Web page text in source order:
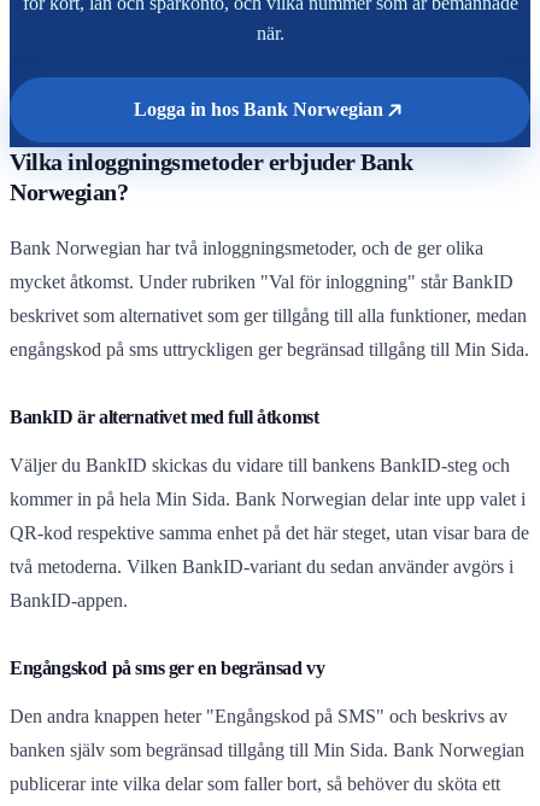
när.
Logga in hos Bank Norwegian
Vilka inloggningsmetoder erbjuder Bank
Norwegian?
Bank Norwegian har två inloggningsmetoder, och de ger olika
mycket åtkomst. Under rubriken "Val för inloggning" står BankID
beskrivet som alternativet som ger tillgång till alla funktioner, medan
engångskod på sms uttryckligen ger begränsad tillgång till Min Sida.
BankID är alternativet med full åtkomst
Väljer du BankID skickas du vidare till bankens BankID-steg och
kommer in på hela Min Sida. Bank Norwegian delar inte upp valet i
QR-kod respektive samma enhet på det här steget, utan visar bara de
två metoderna. Vilken BankID-variant du sedan använder avgörs i
BankID-appen.
Engångskod på sms ger en begränsad vy
Den andra knappen heter "Engångskod på SMS" och beskrivs av
banken själv som begränsad tillgång till Min Sida. Bank Norwegian
publicerar inte vilka delar som faller bort, så behöver du sköta ett